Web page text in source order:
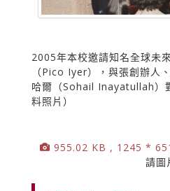
2005年本校邀請知名全球未
（Pico Iyer），與張創辦人
哈爾（Sohail Inayatullah）
料照片）
955.02 KB , 1245 *
請圖